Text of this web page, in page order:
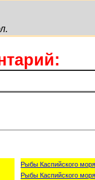
Рыбы Каспийского
Рыбы Каспийского